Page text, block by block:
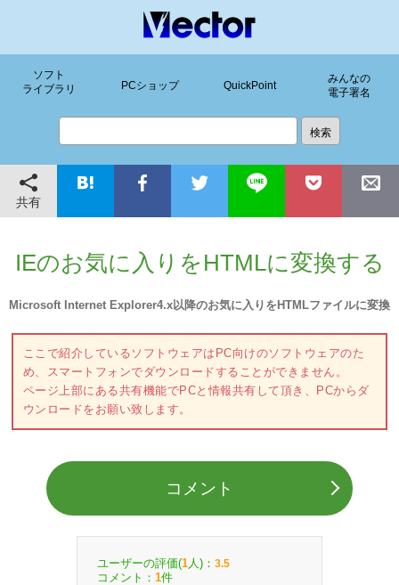
ソフト
ライブラリ
PCショップ QuickPoint
みんなの
電子署名
共有
IEのお気に入りをHTMLに変換する
Microsoft Internet Explorer4.x以降のお気に入りをHTMLファイルに変換
ここで紹介しているソフトウェアはPC向けのソフトウェアのた
め、スマートフォンでダウンロードすることができません。
ページ上部にある共有機能でPCと情報共有して頂き、PCからダ
ウンロードをお願い致します。
コメント
ユーザーの評価(1 人)： 3.5
コメント： 1件